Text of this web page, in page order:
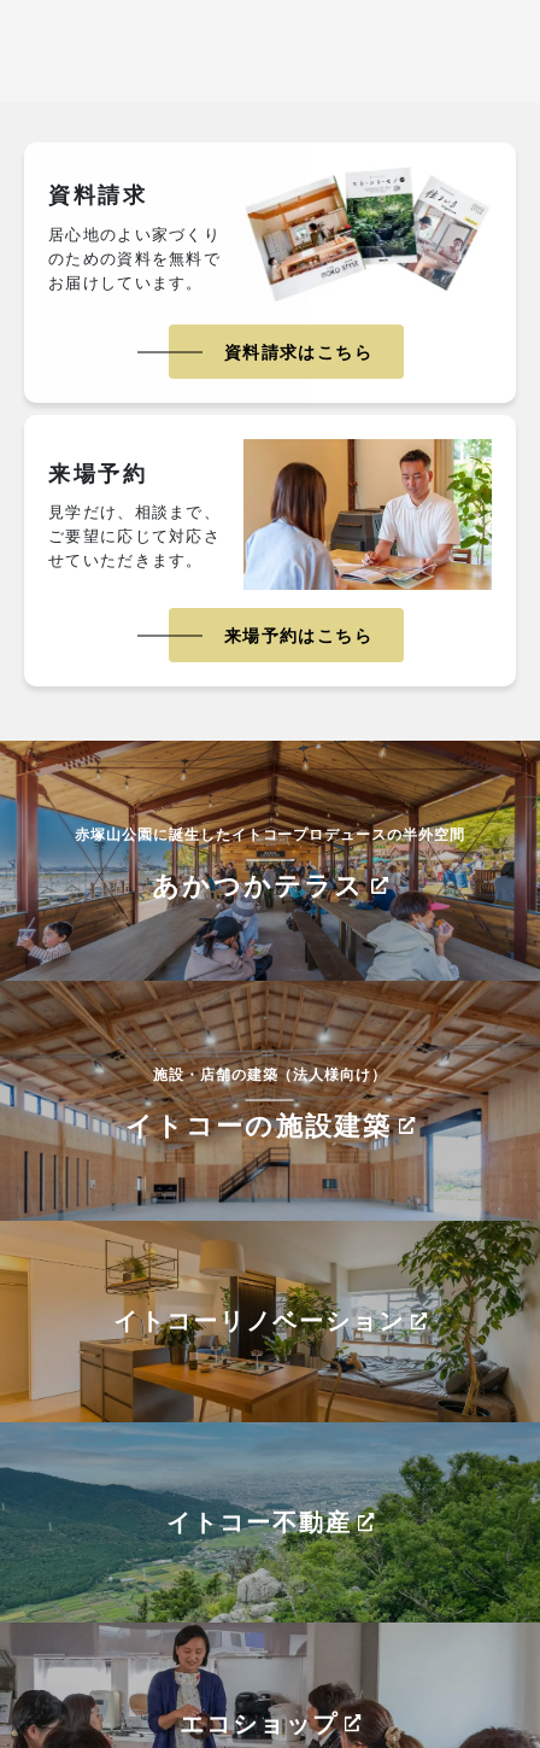
資料請求
居心地のよい家づくり
のための資料を無料で
お届けしています。
資料請求はこちら
来場予約
見学だけ、相談まで、
ご要望に応じて対応さ
せていただきます。
来場予約はこちら
赤塚山公園に誕生したイトコープロデュースの半外空間
あかつかテラス
施設・店舗の建築（法人様向け）
イトコーの施設建築
イトコーリノベーション
イトコー不動産
エコショップ